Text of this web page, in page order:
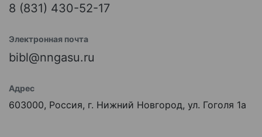
8 (831) 430-52-17
Электронная почта
bibl@nngasu.ru
Адрес
603000, Россия, г. Нижний Новгород, ул. Гоголя 1а